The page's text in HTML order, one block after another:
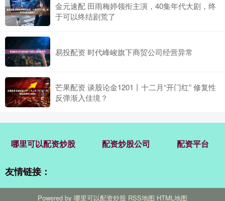
金元速配 田雨梅婷领衔主演，40集年代大剧，终
于可以终结剧荒了
易投配资 时代峰峻旗下商贸公司经营异常
芒果配资 谈股论金1201丨十二月“开门红” 修复性
反弹渐入佳境？
哪里可以配资炒股 配资炒股公司 配资平台
友情链接：
Powered by 哪里可以配资炒股 RSS地图 HTML地图